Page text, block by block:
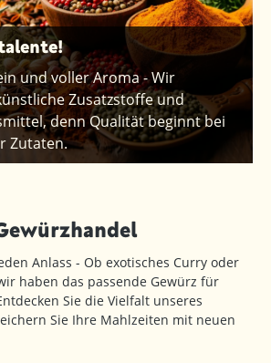
und voller Aroma - Wir
Zusatzstoffe und
denn Qualität beginnt bei
Zutaten.
Anlass - Ob exotisches Curry oder
haben das passende Gewürz für
Sie die Vielfalt unseres
Sie Ihre Mahlzeiten mit neuen